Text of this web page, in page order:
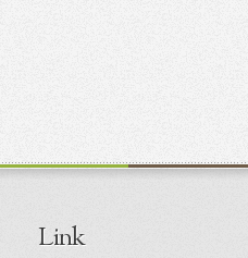
Link